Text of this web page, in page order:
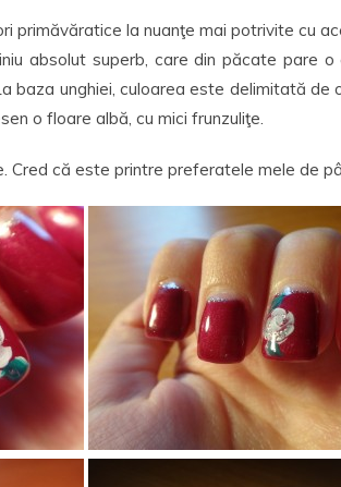
primăvăratice la nuanţe mai potrivite cu
absolut superb, care din păcate pare
baza unghiei, culoarea este delimitată de
o floare albă, cu mici frunzuliţe.
Cred că este printre preferatele mele de